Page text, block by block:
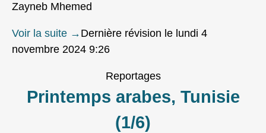
Zayneb Mhemed
Voir la suite → Dernière révision le lundi 4
novembre 2024 9:26
Reportages
Printemps arabes, Tunisie
(1/6)